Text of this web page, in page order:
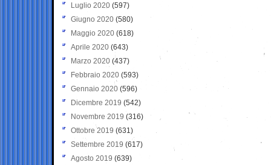
Luglio 2020 (597)
Giugno 2020 (580)
Maggio 2020 (618)
Aprile 2020 (643)
Marzo 2020 (437)
Febbraio 2020 (593)
Gennaio 2020 (596)
Dicembre 2019 (542)
Novembre 2019 (316)
Ottobre 2019 (631)
Settembre 2019 (617)
Agosto 2019 (639)